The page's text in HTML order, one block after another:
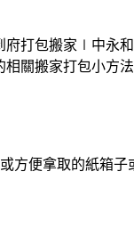
府打包搬家 ∣中永和
關搬家打包小方
方便拿取的紙箱子